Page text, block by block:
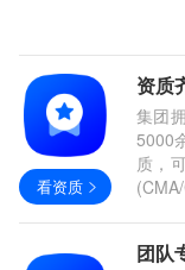
看资质
资质
集团
5000
质，
团队